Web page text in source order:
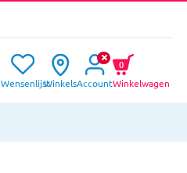
WensenlijstWinkelsAccountWinkelwagen
0